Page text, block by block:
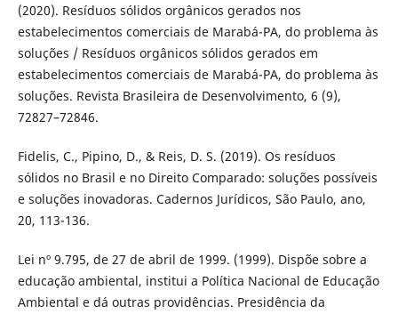
(2020). Resíduos sólidos orgânicos gerados nos
estabelecimentos comerciais de Marabá-PA, do problema às
soluções / Resíduos orgânicos sólidos gerados em
estabelecimentos comerciais de Marabá-PA, do problema às
soluções. Revista Brasileira de Desenvolvimento, 6 (9),
72827–72846.
Fidelis, C., Pipino, D., & Reis, D. S. (2019). Os resíduos
sólidos no Brasil e no Direito Comparado: soluções possíveis
e soluções inovadoras. Cadernos Jurídicos, São Paulo, ano,
20, 113-136.
Lei nº 9.795, de 27 de abril de 1999. (1999). Dispõe sobre a
educação ambiental, institui a Política Nacional de Educação
Ambiental e dá outras providências. Presidência da